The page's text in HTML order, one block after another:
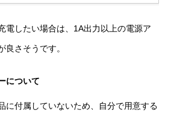
電したい場合は、1A出力以上の電源ア
良さそうです。
について
に付属していないため、自分で用意する